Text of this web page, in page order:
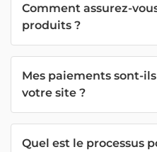
Comment assurez-
produits ?
Mes paiements sont-
votre site ?
Quel est le processus